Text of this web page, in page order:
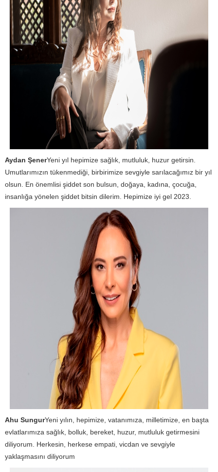
Aydan ŞenerYeni yıl hepimize sağlık, mutluluk, huzur getirsin.
Umutlarımızın tükenmediği, birbirimize sevgiyle sarılacağımız bir yıl
olsun. En önemlisi şiddet son bulsun, doğaya, kadına, çocuğa,
insanlığa yönelen şiddet bitsin dilerim. Hepimize iyi gel 2023.
Ahu SungurYeni yılın, hepimize, vatanımıza, milletimize, en başta
evlatlarımıza sağlık, bolluk, bereket, huzur, mutluluk getirmesini
diliyorum. Herkesin, herkese empati, vicdan ve sevgiyle
yaklaşmasını diliyorum